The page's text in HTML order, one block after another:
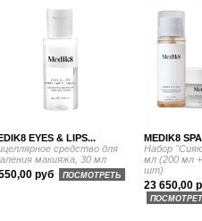
EYES & LIPS...
средство для
макияжа, 30 мл
руб ПОСМОТРЕТЬ
MEDIK8
Набор
мл (200 мл
шт)
23 650,00